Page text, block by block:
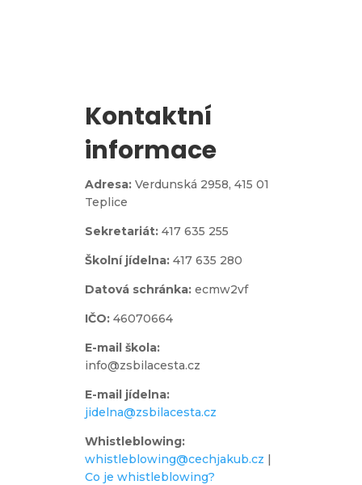
Kontaktní
informace
Adresa: Verdunská 2958, 415 01
Teplice
Sekretariát: 417 635 255
Školní jídelna: 417 635 280
Datová schránka: ecmw2vf
IČO: 46070664
E-mail škola:
info@zsbilacesta.cz
E-mail jídelna:
jidelna@zsbilacesta.cz
Whistleblowing:
whistleblowing@cechjakub.cz |
Co je whistleblowing?